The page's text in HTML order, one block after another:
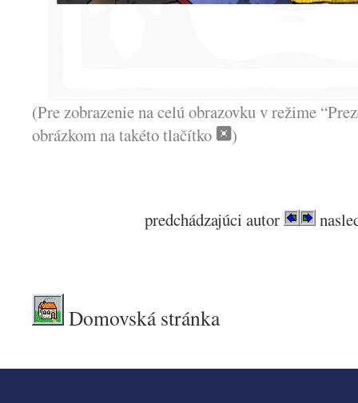
(Pre zobrazenie na celú obrazovku v režime
obrázkom na takéto tlačítko
)
predchádzajúci autor
Domovská stránka